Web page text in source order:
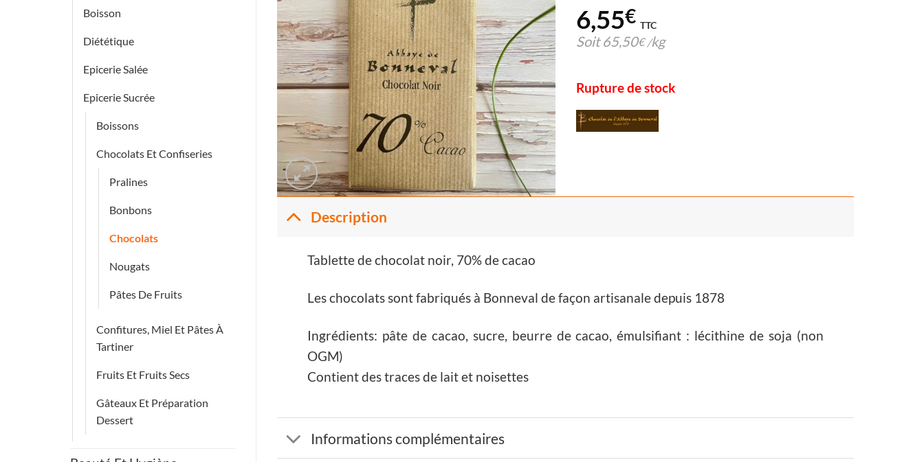
Boisson
Diététique
Epicerie Salée
Epicerie Sucrée
Boissons
Chocolats Et Confiseries
Pralines
Bonbons
Chocolats
Nougats
Pâtes De Fruits
Confitures, Miel Et Pâtes À
Tartiner
Fruits Et Fruits Secs
Gâteaux Et Préparation
Dessert
6,55€ TTC
Soit 65,50€ /kg
Rupture de stock
Description
Tablette de chocolat noir, 70% de cacao
Les chocolats sont fabriqués à Bonneval de façon artisanale depuis 1878
Ingrédients: pâte de cacao, sucre, beurre de cacao, émulsifiant : lécithine de soja (non
OGM)
Contient des traces de lait et noisettes
Informations complémentaires